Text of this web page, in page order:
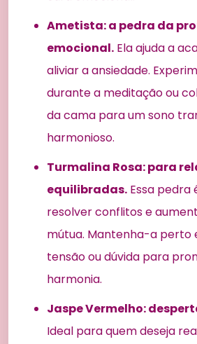
Ametista: a pedra da
emocional. Ela ajuda a
aliviar a ansiedade.
durante a meditação ou
da cama para um sono
harmonioso.
Turmalina Rosa: para
equilibradas. Essa
resolver conflitos e
mútua. Mantenha-a perto
tensão ou dúvida para
harmonia.
Jaspe Vermelho:
Ideal para quem deseja